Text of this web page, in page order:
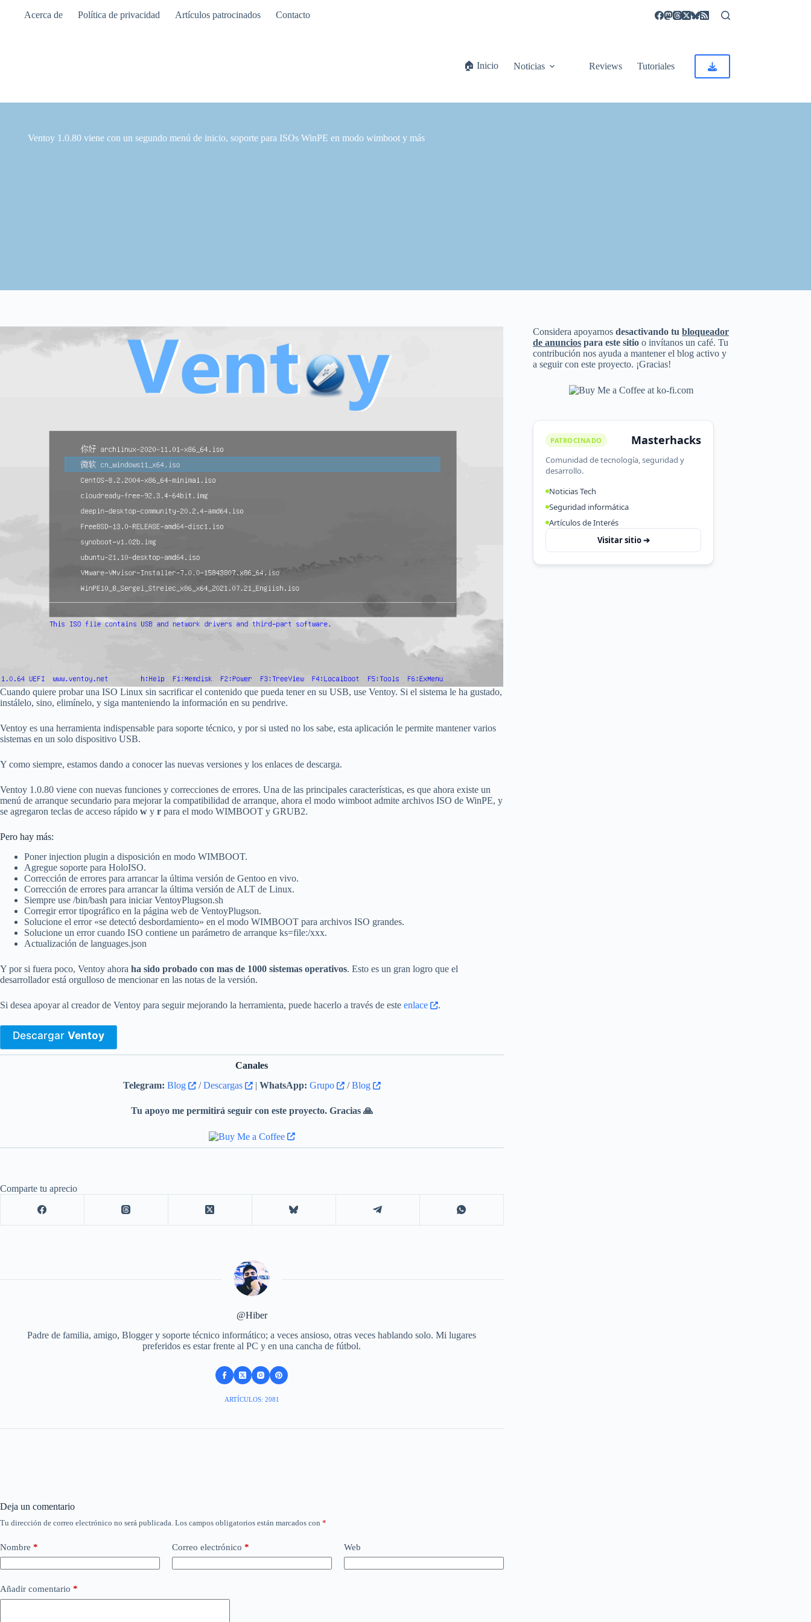
Acerca de Política de privacidad Artículos patrocinados Contacto
🏠 Inicio Noticias Reviews Tutoriales
Ventoy 1.0.80 viene con un segundo menú de inicio, soporte para ISOs WinPE en modo wimboot y más
Cuando quiere probar una ISO Linux sin sacrificar el contenido que pueda tener en su USB, use Ventoy. Si el sistema le ha gustado,
instálelo, sino, elimínelo, y siga manteniendo la información en su pendrive.
Ventoy es una herramienta indispensable para soporte técnico, y por si usted no los sabe, esta aplicación le permite mantener varios
sistemas en un solo dispositivo USB.
Y como siempre, estamos dando a conocer las nuevas versiones y los enlaces de descarga.
Ventoy 1.0.80 viene con nuevas funciones y correcciones de errores. Una de las principales características, es que ahora existe un
menú de arranque secundario para mejorar la compatibilidad de arranque, ahora el modo wimboot admite archivos ISO de WinPE, y
se agregaron teclas de acceso rápido w y r para el modo WIMBOOT y GRUB2.
Pero hay más:
Poner injection plugin a disposición en modo WIMBOOT.
Agregue soporte para HoloISO.
Corrección de errores para arrancar la última versión de Gentoo en vivo.
Corrección de errores para arrancar la última versión de ALT de Linux.
Siempre use /bin/bash para iniciar VentoyPlugson.sh
Corregir error tipográfico en la página web de VentoyPlugson.
Solucione el error «se detectó desbordamiento» en el modo WIMBOOT para archivos ISO grandes.
Solucione un error cuando ISO contiene un parámetro de arranque ks=file:/xxx.
Actualización de languages.json
Y por si fuera poco, Ventoy ahora ha sido probado con mas de 1000 sistemas operativos. Esto es un gran logro que el
desarrollador está orgulloso de mencionar en las notas de la versión.
Si desea apoyar al creador de Ventoy para seguir mejorando la herramienta, puede hacerlo a través de este enlace .
Descargar Ventoy
Canales
Telegram: Blog /Descargas | WhatsApp: Grupo /Blog
Tu apoyo me permitirá seguir con este proyecto. Gracias 🙏
Comparte tu aprecio
@Hiber
Padre de familia, amigo, Blogger y soporte técnico informático; a veces ansioso, otras veces hablando solo. Mi lugares
preferidos es estar frente al PC y en una cancha de fútbol.
ARTÍCULOS: 2081
Considera apoyarnosdesactivando tubloqueador
de anuncios para este sitio o invítanos un café. Tu
contribución nos ayuda a mantener el blog activo y
a seguir con este proyecto. ¡Gracias!
PATROCINADO Masterhacks
Comunidad de tecnología, seguridad y
desarrollo.
Noticias Tech
Seguridad informática
Artículos de Interés
Visitar sitio ➔
Deja un comentario
Tu dirección de correo electrónico no será publicada. Los campos obligatorios están marcados con *
Nombre * Correo electrónico * Web
Añadir comentario *